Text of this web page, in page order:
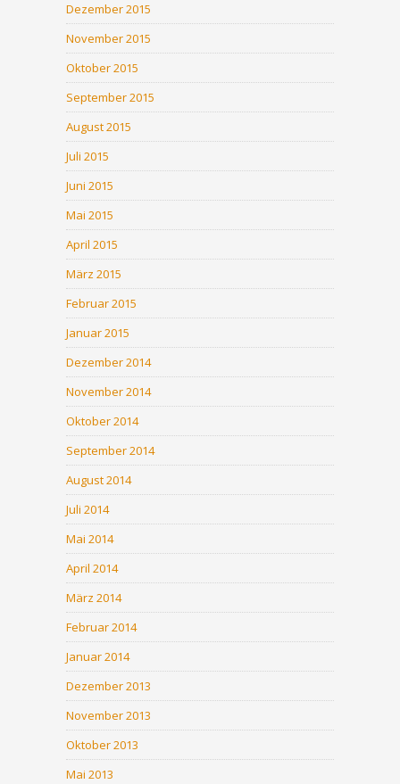
Dezember 2015
November 2015
Oktober 2015
September 2015
August 2015
Juli 2015
Juni 2015
Mai 2015
April 2015
März 2015
Februar 2015
Januar 2015
Dezember 2014
November 2014
Oktober 2014
September 2014
August 2014
Juli 2014
Mai 2014
April 2014
März 2014
Februar 2014
Januar 2014
Dezember 2013
November 2013
Oktober 2013
Mai 2013